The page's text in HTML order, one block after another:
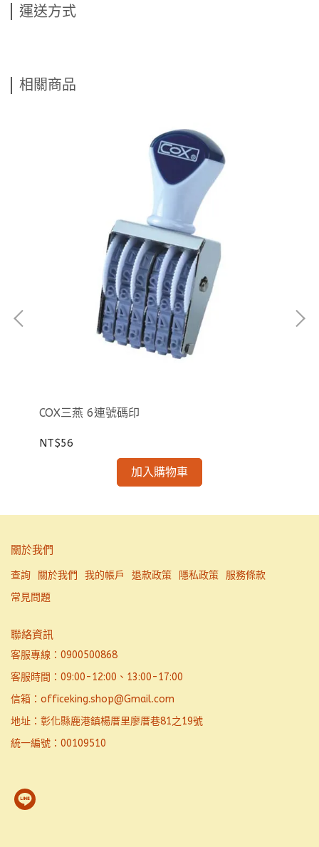
運送方式
相關商品
COX三燕 6連號碼印
NT$56
加入購物車
關於我們
查詢 關於我們 我的帳戶 退款政策 隱私政策
服務條款
常見問題
聯絡資訊
客服專線：0900500868
客服時間：09:00-12:00、13:00-17:00
信箱：officeking.shop@Gmail.com
地址：彰化縣鹿港鎮楊厝里廖厝巷81之19號
統一編號：00109510